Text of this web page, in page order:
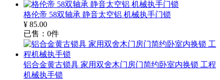
格伦帝 58双轴承 静音太空铝 机械执手门锁
¥ 85.00
已售： 0件
铝合金黄古锁具 家用双舍木门房门简约卧室内换锁 工程
机械执手锁